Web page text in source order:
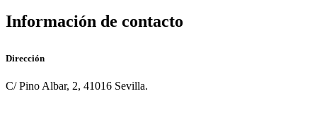
Información de contacto
Dirección
C/ Pino Albar, 2, 41016 Sevilla.